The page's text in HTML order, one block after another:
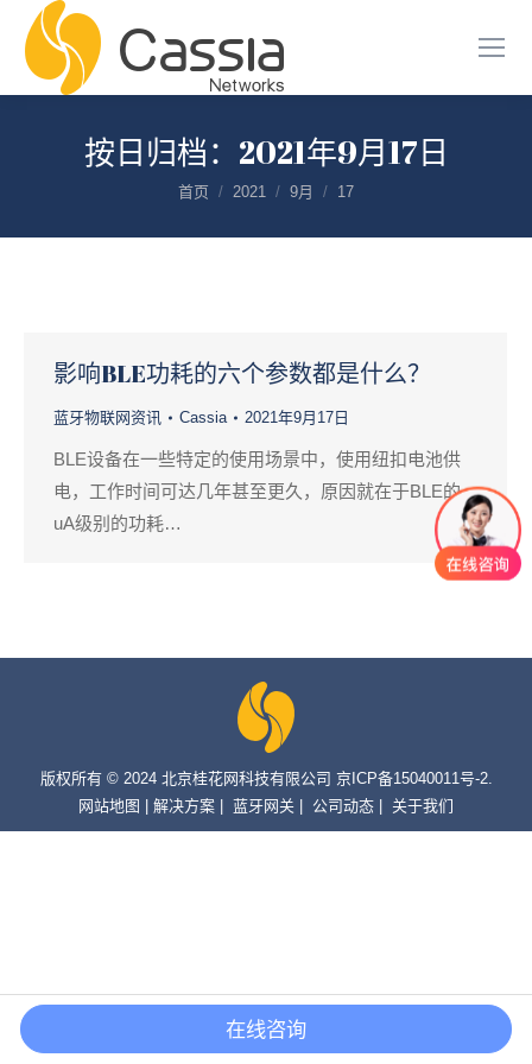
按日归档： 2021年9月17日
您在这里：
首页 2021 9月 17
影响BLE功耗的六个参数都是什么？
蓝牙物联网资讯 Cassia 2021年9月17日
BLE设备在一些特定的使用场景中，使用纽扣电池供
电，工作时间可达几年甚至更久，原因就在于BLE的
uA级别的功耗…
版权所有 © 2024 北京桂花网科技有限公司 京ICP备15040011号-2.
网站地图
解决方案 蓝牙网关 公司动态 关于我们
在线咨询